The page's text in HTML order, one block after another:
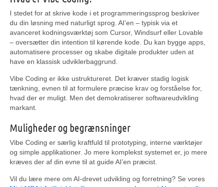
I stedet for at skrive kode i et programmeringssprog beskriver
du din løsning med naturligt sprog. AI’en – typisk via et
avanceret kodningsværktøj som Cursor, Windsurf eller Lovable
– oversætter din intention til kørende kode. Du kan bygge apps,
automatisere processer og skabe digitale produkter uden at
have en klassisk udviklerbaggrund.
Vibe Coding er ikke ustruktureret. Det kræver stadig logisk
tænkning, evnen til at formulere præcise krav og forståelse for,
hvad der er muligt. Men det demokratiserer softwareudvikling
markant.
Muligheder og begrænsninger
Vibe Coding er særlig kraftfuld til prototyping, interne værktøjer
og simple applikationer. Jo mere komplekst systemet er, jo mere
kræves der af din evne til at guide AI’en præcist.
Vil du lære mere om AI-drevet udvikling og forretning? Se vores